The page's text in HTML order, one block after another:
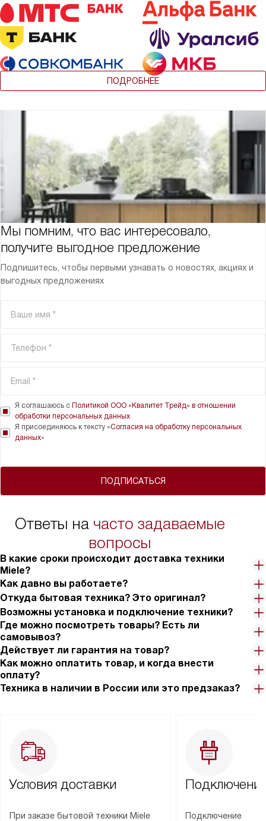
ПОДРОБНЕЕ
Мы помним, что вас интересовало,
получите выгодное предложение
Подпишитесь, чтобы первыми узнавать о новостях, акциях и
выгодных предложениях
ПОДПИСАТЬСЯ
Я соглашаюсь с Политикой ООО «Квалитет Трейд» в отношении
обработки персональных данных
Я присоединяюсь к тексту «Согласия на обработку персональных
данных»
Ответы на часто задаваемые
вопросы
В какие сроки происходит доставка техники
Miele?
Как давно вы работаете?
Откуда бытовая техника? Это оригинал?
Возможны установка и подключение техники?
Где можно посмотреть товары? Есть ли
самовывоз?
Действует ли гарантия на товар?
Как можно оплатить товар, и когда внести
оплату?
Техника в наличии в России или это предзаказ?
Условия доставки
При заказе бытовой техники Miele
Подключение